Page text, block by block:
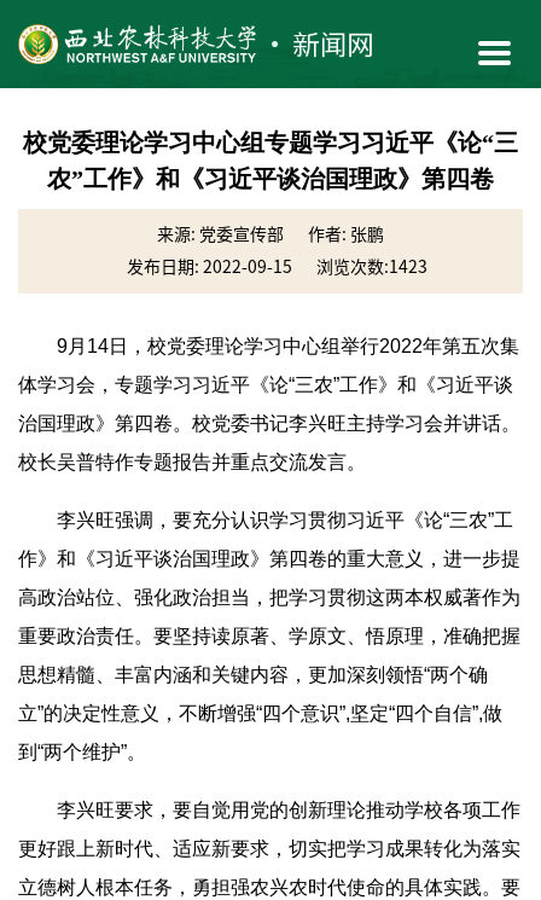
校党委理论学习中心组专题学习习近平《论“三
农”工作》和《习近平谈治国理政》第四卷
来源: 党委宣传部
作者: 张鹏
发布日期: 2022-09-15
浏览次数:1423
9月14日，校党委理论学习中心组举行2022年第五次集
体学习会，专题学习习近平《论“三农”工作》和《习近平谈
治国理政》第四卷。校党委书记李兴旺主持学习会并讲话。
校长吴普特作专题报告并重点交流发言。
李兴旺强调，要充分认识学习贯彻习近平《论“三农”工
作》和《习近平谈治国理政》第四卷的重大意义，进一步提
高政治站位、强化政治担当，把学习贯彻这两本权威著作为
重要政治责任。要坚持读原著、学原文、悟原理，准确把握
思想精髓、丰富内涵和关键内容，更加深刻领悟“两个确
立”的决定性意义，不断增强“四个意识”,坚定“四个自信”,做
到“两个维护”。
李兴旺要求，要自觉用党的创新理论推动学校各项工作
更好跟上新时代、适应新要求，切实把学习成果转化为落实
立德树人根本任务，勇担强农兴农时代使命的具体实践。要